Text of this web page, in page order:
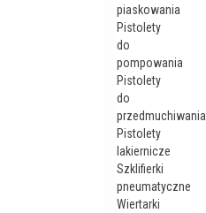
piaskowania
Pistolety
do
pompowania
Pistolety
do
przedmuchiwania
Pistolety
lakiernicze
Szklifierki
pneumatyczne
Wiertarki